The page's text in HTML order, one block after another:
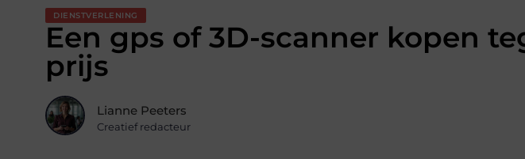
DIENSTVERLENING
Een gps of 3D-scanner kopen
prijs
Lianne Peeters
Creatief redacteur